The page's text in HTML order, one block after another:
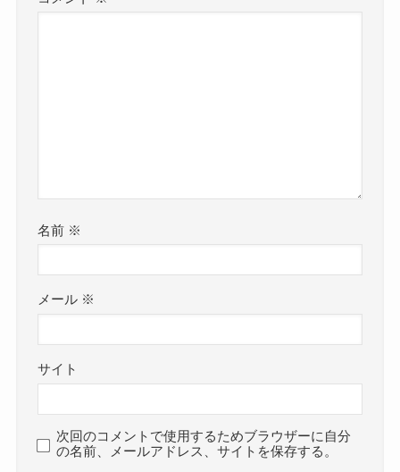
名前 ※
メール ※
サイト
次回のコメントで使用するためブラウザーに自分
の名前、メールアドレス、サイトを保存する。